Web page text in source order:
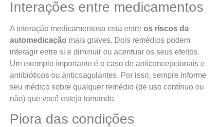
Interações entre medicamentos
A interação medicamentosa está entre os riscos da
automedicação mais graves. Dois remédios podem
interagir entre si e diminuir ou acentuar os seus efeitos.
Um exemplo importante é o caso de anticoncepcionais e
antibióticos ou anticoagulantes. Por isso, sempre informe
seu médico sobre qualquer remédio (de uso contínuo ou
não) que você esteja tomando.
Piora das condições